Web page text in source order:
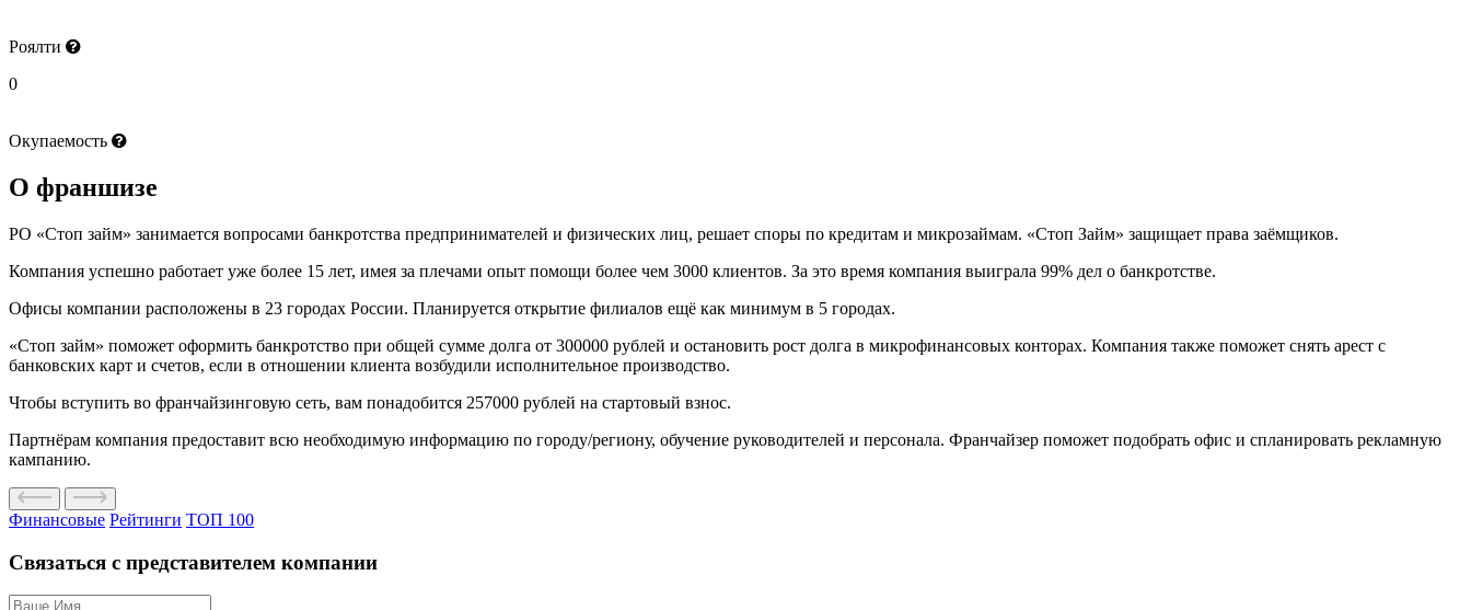
Роялти
0
Окупаемость
О франшизе
РО «Стоп займ» занимается вопросами банкротства предпринимателей и физических лиц, решает споры по кредитам и микрозаймам. «Стоп Займ» защищает права заёмщиков.
Компания успешно работает уже более 15 лет, имея за плечами опыт помощи более чем 3000 клиентов. За это время компания выиграла 99% дел о банкротстве.
Офисы компании расположены в 23 городах России. Планируется открытие филиалов ещё как минимум в 5 городах.
«Стоп займ» поможет оформить банкротство при общей сумме долга от 300000 рублей и остановить рост долга в микрофинансовых конторах. Компания также поможет снять арест с
банковских карт и счетов, если в отношении клиента возбудили исполнительное производство.
Чтобы вступить во франчайзинговую сеть, вам понадобится 257000 рублей на стартовый взнос.
Партнёрам компания предоставит всю необходимую информацию по городу/региону, обучение руководителей и персонала. Франчайзер поможет подобрать офис и спланировать рекламную
кампанию.
Финансовые Рейтинги ТОП 100
Связаться с представителем компании